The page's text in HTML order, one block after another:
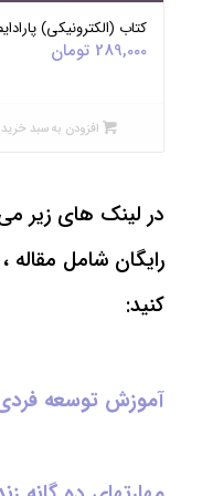
کتاب (الکترونیکی)
289,000 تومان
افزودن به سبد خرید
در لینک های زیر
رایگان شامل
کنید:
آموزش توسعه